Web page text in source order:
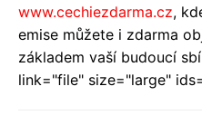
www.cechiezdarma.cz,
emise můžete i zdarma
základem vaší budoucí
link="file" size="large"